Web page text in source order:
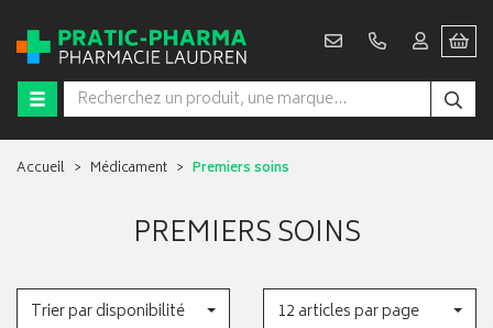
Accueil Médicament Premiers soins
PREMIERS SOINS
Trier par disponibilité 12 articles par page